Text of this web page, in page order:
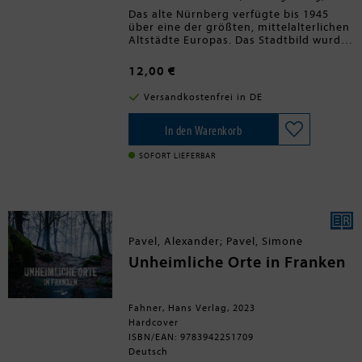
Das alte Nürnberg verfügte bis 1945
über eine der größten, mittelalterlichen
Altstädte Europas. Das Stadtbild wurde
Kirchen, den repräsentativen
Großbauten aus Nürnbergs
reichsstädtischer Vergangenheit und
den prächtigen Bürgerhäusern geprägt,
über allem thronte die Burg. Die
Luftangriffe ab 1943, insbesondere des
Jahres 1945, zerstörten die alte Stadt
fast völlig. Zwar verfolgte man ein
erhaltene Bürgerhaus wurde jedoch der
Hast der Wiederaufbaujahre geopfert.
Das vorliegende Buch bietet die
Möglichkeit, die alte Stadt in rund 90
12,00 €
Versandkostenfrei in DE
In den Warenkorb
SOFORT LIEFERBAR
Pavel, Alexander; Pavel, Simone
Unheimliche Orte in Franken
Fahner, Hans Verlag, 2023
Hardcover
ISBN/EAN: 9783942251709
Deutsch